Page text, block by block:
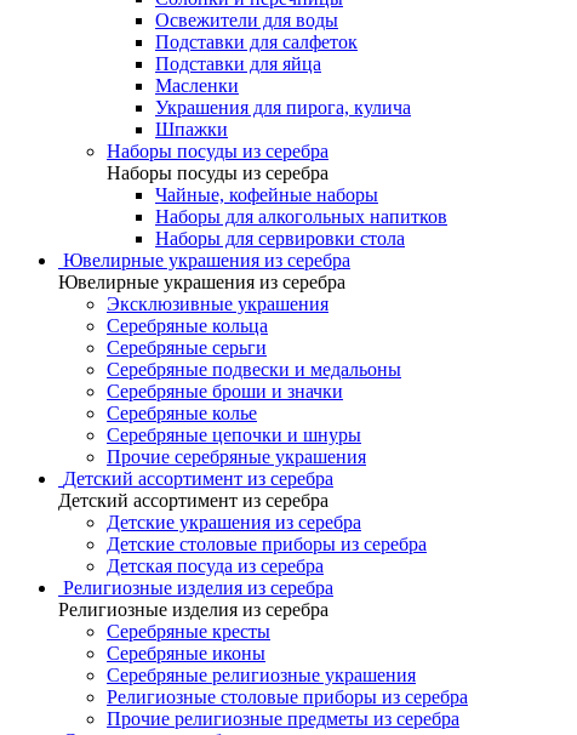
Освежители для воды
Подставки для салфеток
Подставки для яйца
Масленки
Украшения для пирога, кулича
Шпажки
Наборы посуды из серебра
Наборы посуды из серебра
Чайные, кофейные наборы
Наборы для алкогольных напитков
Наборы для сервировки стола
Ювелирные украшения из серебра
Ювелирные украшения из серебра
Эксклюзивные украшения
Серебряные кольца
Серебряные серьги
Серебряные подвески и медальоны
Серебряные броши и значки
Серебряные колье
Серебряные цепочки и шнуры
Прочие серебряные украшения
Детский ассортимент из серебра
Детский ассортимент из серебра
Детские украшения из серебра
Детские столовые приборы из серебра
Детская посуда из серебра
Религиозные изделия из серебра
Религиозные изделия из серебра
Серебряные кресты
Серебряные иконы
Серебряные религиозные украшения
Религиозные столовые приборы из серебра
Прочие религиозные предметы из серебра